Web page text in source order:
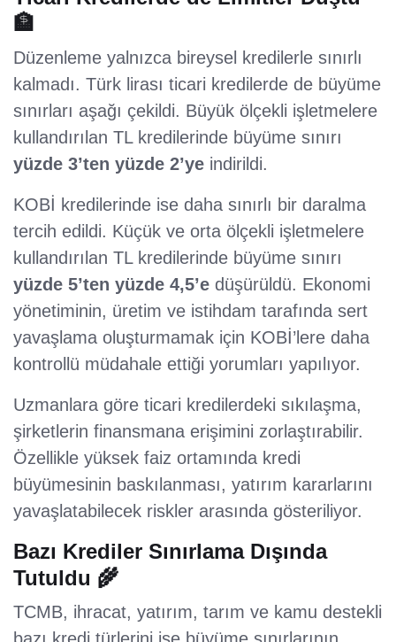
🏦
Düzenleme yalnızca bireysel kredilerle sınırlı
kalmadı. Türk lirası ticari kredilerde de büyüme
sınırları aşağı çekildi. Büyük ölçekli işletmelere
kullandırılan TL kredilerinde büyüme sınırı
yüzde 3’ten yüzde 2’ye indirildi.
KOBİ kredilerinde ise daha sınırlı bir daralma
tercih edildi. Küçük ve orta ölçekli işletmelere
kullandırılan TL kredilerinde büyüme sınırı
yüzde 5’ten yüzde 4,5’e düşürüldü. Ekonomi
yönetiminin, üretim ve istihdam tarafında sert
yavaşlama oluşturmamak için KOBİ’lere daha
kontrollü müdahale ettiği yorumları yapılıyor.
Uzmanlara göre ticari kredilerdeki sıkılaşma,
şirketlerin finansmana erişimini zorlaştırabilir.
Özellikle yüksek faiz ortamında kredi
büyümesinin baskılanması, yatırım kararlarını
yavaşlatabilecek riskler arasında gösteriliyor.
Bazı Krediler Sınırlama Dışında
Tutuldu 🌾
TCMB, ihracat, yatırım, tarım ve kamu destekli